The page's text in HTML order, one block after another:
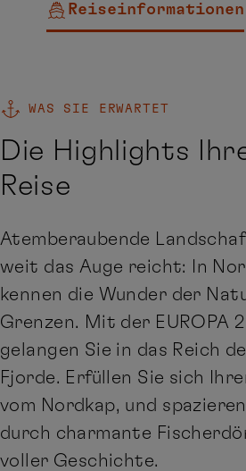
Reiseinformationen
WAS SIE ERWARTET
Die Highlights
Reise
Atemberaubende
weit das Auge reicht: In
kennen die Wunder der
Grenzen. Mit der EUROPA 2
gelangen Sie in das Reich
Fjorde. Erfüllen Sie sich
vom Nordkap, und
durch charmante
voller Geschichte.